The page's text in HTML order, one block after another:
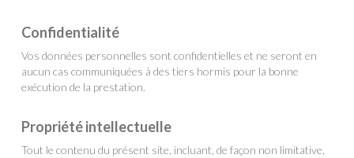
Confidentialité
Vos données personnelles sont confidentielles et ne seront en
aucun cas communiquées à des tiers hormis pour la bonne
exécution de la prestation.
Propriété intellectuelle
Tout le contenu du présent site, incluant, de façon non limitative,